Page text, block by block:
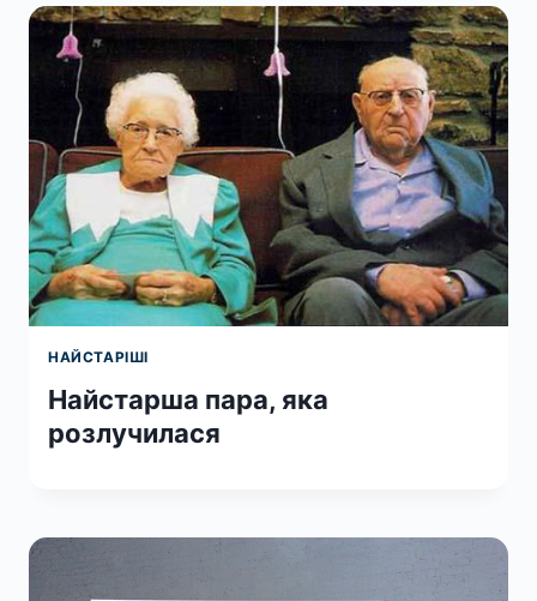
НАЙСТАРІШІ
Найстарша пара, яка
розлучилася